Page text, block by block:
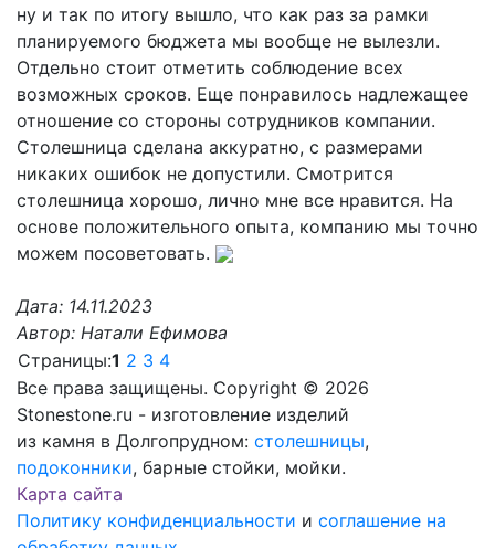
ну и так по итогу вышло, что как раз за рамки
планируемого бюджета мы вообще не вылезли.
Отдельно стоит отметить соблюдение всех
возможных сроков. Еще понравилось надлежащее
отношение со стороны сотрудников компании.
Столешница сделана аккуратно, с размерами
никаких ошибок не допустили. Смотрится
столешница хорошо, лично мне все нравится. На
основе положительного опыта, компанию мы точно
можем посоветовать.
Дата: 14.11.2023
Автор: Натали Ефимова
Страницы:1 2 3 4
Все права защищены. Copyright © 2026
Stonestone.ru - изготовление изделий
из камня в Долгопрудном: столешницы,
подоконники, барные стойки, мойки.
Карта сайта
Политику конфиденциальности и соглашение на